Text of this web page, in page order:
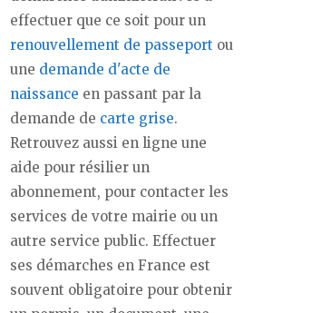
effectuer que ce soit pour un
renouvellement de passeport ou
une demande d'acte de
naissance en passant par la
demande de carte grise.
Retrouvez aussi en ligne une
aide pour résilier un
abonnement, pour contacter les
services de votre mairie ou un
autre service public. Effectuer
ses démarches en France est
souvent obligatoire pour obtenir